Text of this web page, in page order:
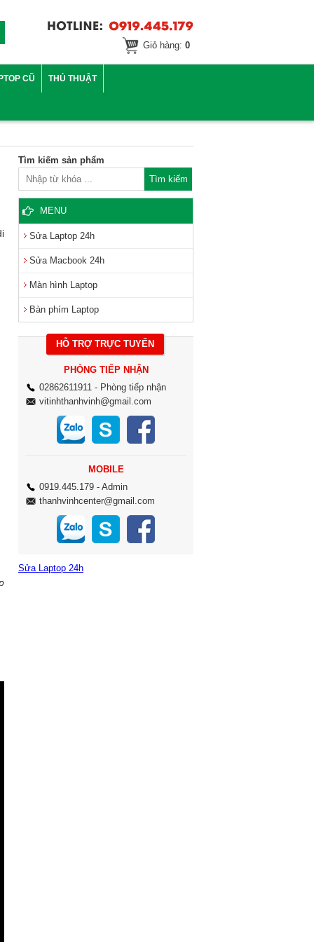
Giỏ hàng: 0
CŨ THỦ THUẬT
Tìm kiếm sản phẩm
MENU
Sửa Laptop 24h
Sửa Macbook 24h
Màn hình Laptop
Bàn phím Laptop
HỖ TRỢ TRỰC TUYẾN
PHÒNG TIẾP NHẬN
02862611911 - Phòng tiếp nhận
vitinhthanhvinh@gmail.com
MOBILE
0919.445.179 - Admin
thanhvinhcenter@gmail.com
Sửa Laptop 24h